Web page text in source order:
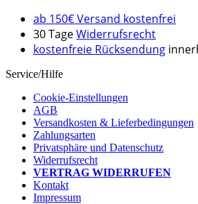
ab 150€ Versand kostenfrei
30 TageWiderrufsrecht
kostenfreie Rücksendung
Service/Hilfe
Cookie-Einstellungen
AGB
Versandkosten & Lieferbedingungen
Zahlungsarten
Privatsphäre und Datenschutz
Widerrufsrecht
VERTRAG WIDERRUFEN
Kontakt
Impressum